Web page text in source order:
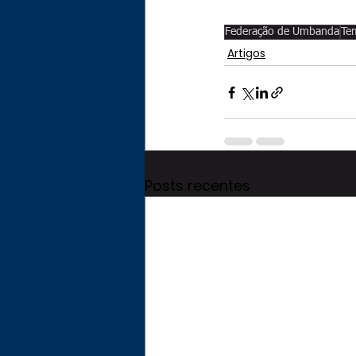
Federação de Umbanda
Artigos
Posts recentes